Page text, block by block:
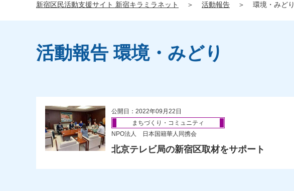
新宿区民活動支援サイト 新宿キラミラネット ＞ 活動報告 ＞ 環境・みどり
活動報告 環境・みどり
公開日：2022年09月22日
まちづくり・コミュニティ
NPO法人 日本国籍華人同携会
北京テレビ局の新宿区取材をサポート